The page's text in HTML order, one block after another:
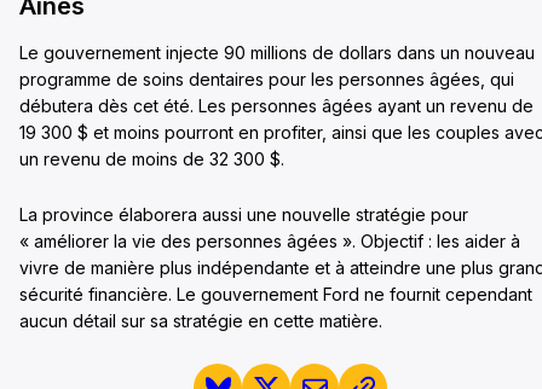
Aînés
Le gouvernement injecte 90 millions de dollars dans un nouveau
programme de soins dentaires pour les personnes âgées, qui
débutera dès cet été. Les personnes âgées ayant un revenu de
19 300 $ et moins pourront en profiter, ainsi que les couples
un revenu de moins de 32 300 $.
La province élaborera aussi une nouvelle stratégie pour
« améliorer la vie des personnes âgées ». Objectif : les aider à
vivre de manière plus indépendante et à atteindre une plus
sécurité financière. Le gouvernement Ford ne fournit cependant
aucun détail sur sa stratégie en cette matière.